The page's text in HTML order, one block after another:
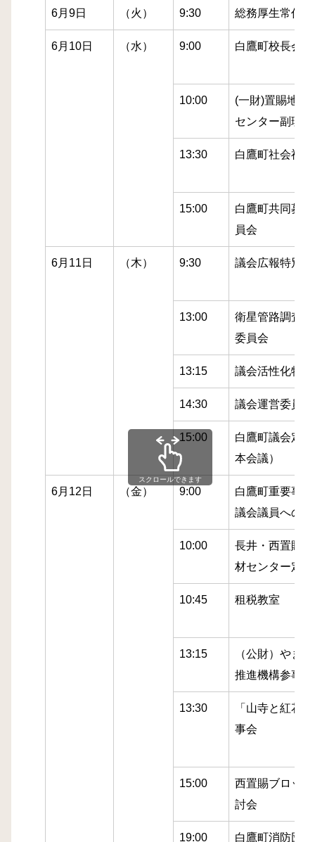
6月9日 （火） 9:30 総務厚生常任
6月10日 （水） 9:00 白鷹町校長会議
10:00
(一財)置賜地域
センター副理
13:30 白鷹町社会福
15:00
白鷹町共同募
員会
6月11日 （木） 9:30 議会広報特別
13:00
衛星管路調査
委員会
13:15 議会活性化特
14:30 議会運営委員会
15:00
白鷹町議会定
本会議）
6月12日 （金） 9:00
白鷹町重要事
議会議員への
10:00
長井・西置賜
材センター定
10:45 租税教室
13:15
（公財）やま
推進機構参事
13:30
「山寺と紅花
事会
15:00
西置賜ブロッ
討会
19:00 白鷹町消防団
スクロールできます